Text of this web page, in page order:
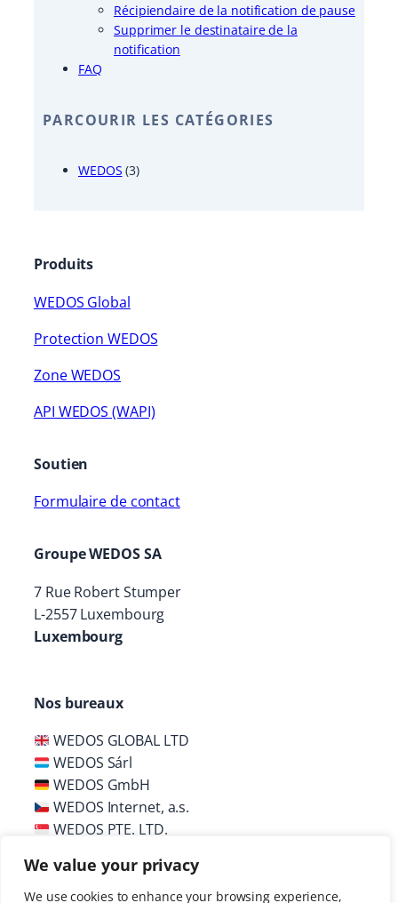
We value your privacy
We use cookies to enhance your browsing experience,
Récipiendaire de la notification de pause
Supprimer le destinataire de la
notification
FAQ
PARCOURIR LES CATÉGORIES
WEDOS (3)
Produits
WEDOS Global
Protection WEDOS
Zone WEDOS
API WEDOS (WAPI)
Soutien
Formulaire de contact
Groupe WEDOS SA
7 Rue Robert Stumper
L-2557 Luxembourg
Luxembourg
Nos bureaux
WEDOS GLOBAL LTD
WEDOS Sárl
WEDOS GmbH
WEDOS Internet, a.s.
WEDOS PTE. LTD.